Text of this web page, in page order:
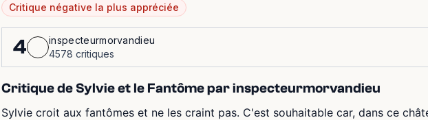
Critique négative la plus appréciée
4
inspecteurmorvandieu
4578 critiques
Critique de Sylvie et le Fantôme par inspecteurmorvandieu
Sylvie croit aux fantômes et ne les craint pas. C'est souhaitable car, dans ce